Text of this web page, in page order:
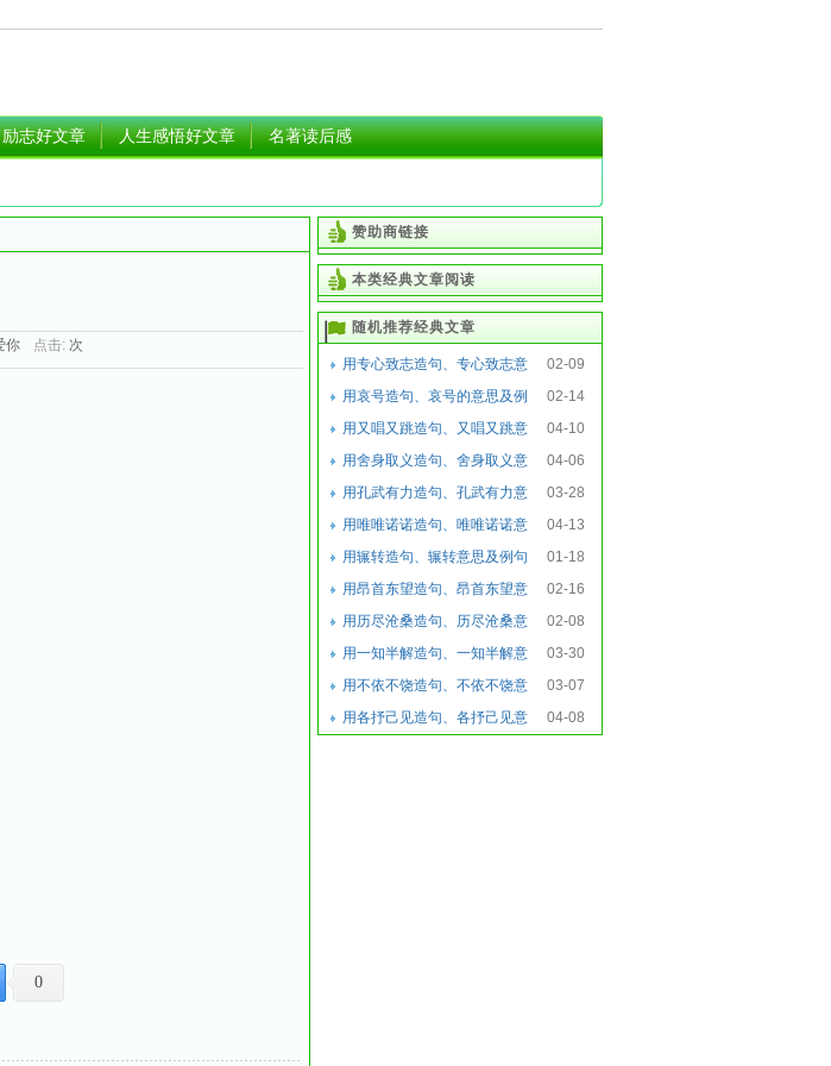
励志好文章 人生感悟好文章 名著读后感
你 点击: 次
0
赞助商链接
本类经典文章阅读
随机推荐经典文章
02-09
用专心致志造句、专心致志意
思及例句
02-14
用哀号造句、哀号的意思及例
句
04-10
用又唱又跳造句、又唱又跳意
思及例句
04-06
用舍身取义造句、舍身取义意
思及例句
03-28
用孔武有力造句、孔武有力意
思及例句
04-13
用唯唯诺诺造句、唯唯诺诺意
思及例句
01-18
用辗转造句、辗转意思及例句
02-16
用昂首东望造句、昂首东望意
思及例句
02-08
用历尽沧桑造句、历尽沧桑意
思及例句
03-30
用一知半解造句、一知半解意
思及例句
03-07
用不依不饶造句、不依不饶意
思及例句
04-08
用各抒己见造句、各抒己见意